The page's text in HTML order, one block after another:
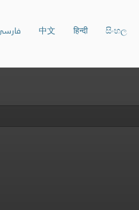
සිංහල
हिन्दी
中文